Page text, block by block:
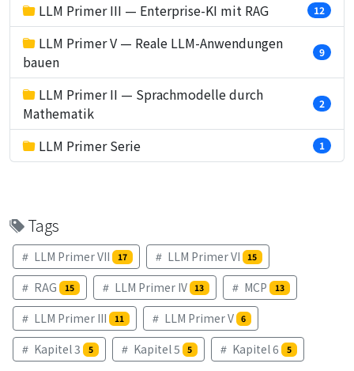
LLM Primer III — Enterprise-KI mit RAG 12
LLM Primer V — Reale LLM-Anwendungen
bauen
9
LLM Primer II — Sprachmodelle durch
Mathematik
2
LLM Primer Serie 1
Tags
LLM Primer VII 17 LLM Primer VI 15
RAG 15 LLM Primer IV 13 MCP 13
LLM Primer III 11 LLM Primer V 6
Kapitel 3 5 Kapitel 5 5 Kapitel 6 5